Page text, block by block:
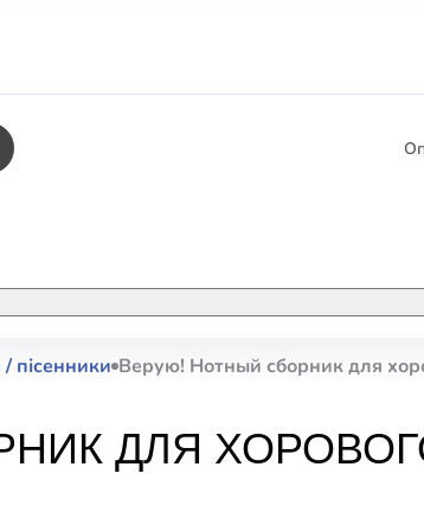
/ пісенники Верую! Нотный сборник для
ДЛЯ